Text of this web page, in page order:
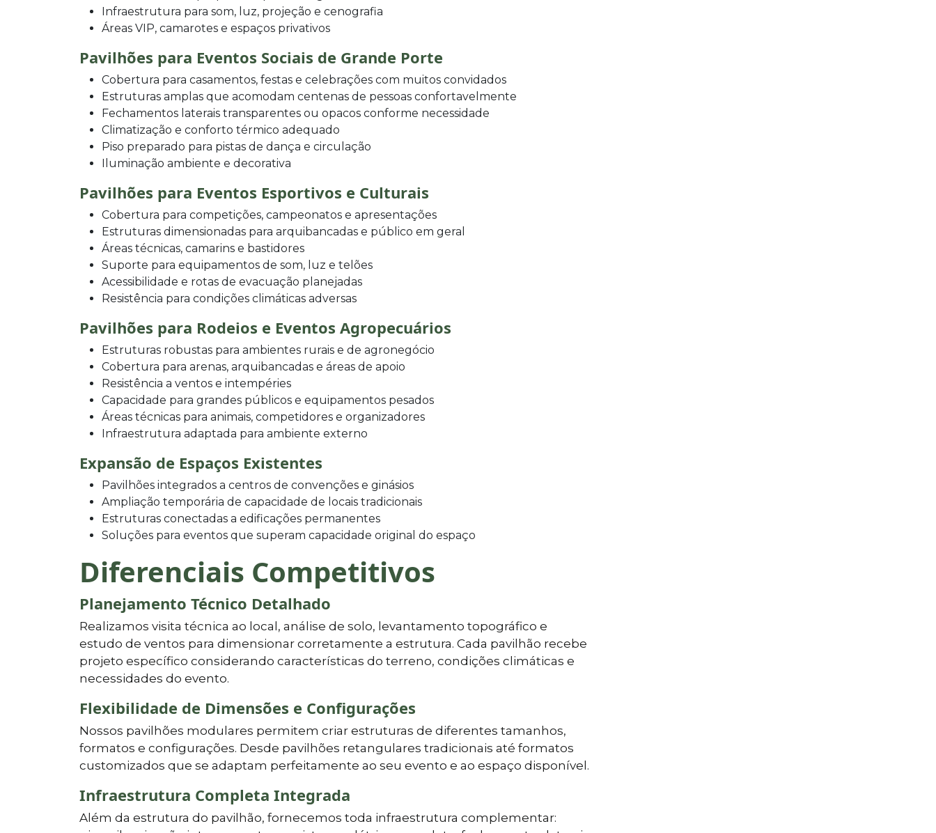
Infraestrutura para som, luz, projeção e cenografia
Áreas VIP, camarotes e espaços privativos
Pavilhões para Eventos Sociais de Grande Porte
Cobertura para casamentos, festas e celebrações com muitos convidados
Estruturas amplas que acomodam centenas de pessoas confortavelmente
Fechamentos laterais transparentes ou opacos conforme necessidade
Climatização e conforto térmico adequado
Piso preparado para pistas de dança e circulação
Iluminação ambiente e decorativa
Pavilhões para Eventos Esportivos e Culturais
Cobertura para competições, campeonatos e apresentações
Estruturas dimensionadas para arquibancadas e público em geral
Áreas técnicas, camarins e bastidores
Suporte para equipamentos de som, luz e telões
Acessibilidade e rotas de evacuação planejadas
Resistência para condições climáticas adversas
Pavilhões para Rodeios e Eventos Agropecuários
Estruturas robustas para ambientes rurais e de agronegócio
Cobertura para arenas, arquibancadas e áreas de apoio
Resistência a ventos e intempéries
Capacidade para grandes públicos e equipamentos pesados
Áreas técnicas para animais, competidores e organizadores
Infraestrutura adaptada para ambiente externo
Expansão de Espaços Existentes
Pavilhões integrados a centros de convenções e ginásios
Ampliação temporária de capacidade de locais tradicionais
Estruturas conectadas a edificações permanentes
Soluções para eventos que superam capacidade original do espaço
Diferenciais Competitivos
Planejamento Técnico Detalhado
Realizamos visita técnica ao local, análise de solo, levantamento topográfico e
estudo de ventos para dimensionar corretamente a estrutura. Cada pavilhão recebe
projeto específico considerando características do terreno, condições climáticas e
necessidades do evento.
Flexibilidade de Dimensões e Configurações
Nossos pavilhões modulares permitem criar estruturas de diferentes tamanhos,
formatos e configurações. Desde pavilhões retangulares tradicionais até formatos
customizados que se adaptam perfeitamente ao seu evento e ao espaço disponível.
Infraestrutura Completa Integrada
Além da estrutura do pavilhão, fornecemos toda infraestrutura complementar: